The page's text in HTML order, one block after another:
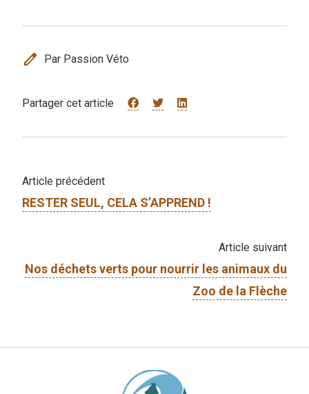
edit Par Passion Véto
Partager cet article
Article précédent
RESTER SEUL, CELA S’APPREND !
Article suivant
Nos déchets verts pour nourrir les animaux du
Zoo de la Flèche